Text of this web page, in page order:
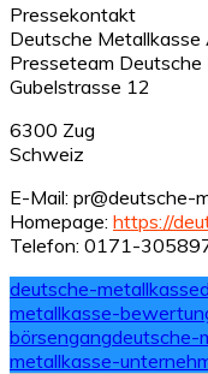
Pressekontakt
Deutsche Metallkasse
Presseteam Deutsche
Gubelstrasse 12
6300 Zug
Schweiz
E-Mail: pr@deutsche-
Homepage: https://
Telefon: 0171-
deutsche-metallkasse
metallkasse-
börsengangdeutsche-
metallkasse-